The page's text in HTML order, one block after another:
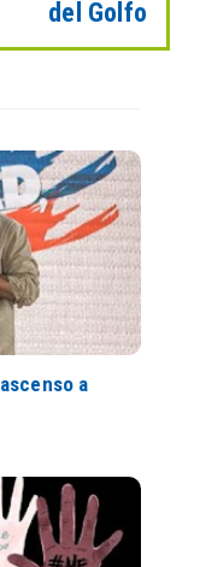
del Golfo
a